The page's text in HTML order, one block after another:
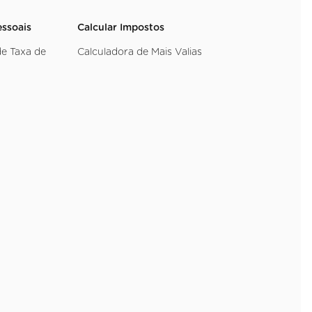
Taxa de
Calcular Impostos
Calculadora de Mais Valias